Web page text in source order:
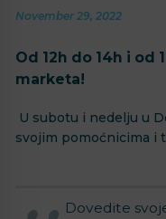
November 29, 2022
Od 12h do 14h i od
marketa!
U subotu i nedelju u
svojim pomoćnicima i
⁣⁣⁣⁣⁣Dovedite